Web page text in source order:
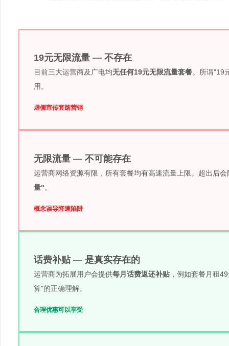
19元无限流量 — 不存在
目前三大运营商及广电均无任何19元无限流量套餐。所谓"19
用。
虚假宣传套路营销
无限流量 — 不可能存在
运营商网络资源有限，所有套餐均有高速流量上限。超出后
量"。
概念误导降速陷阱
话费补贴 — 是真实存在的
运营商为拓展用户会提供每月话费返还补贴 ，例如套餐月租
算"的正确理解。
合理优惠可以享受